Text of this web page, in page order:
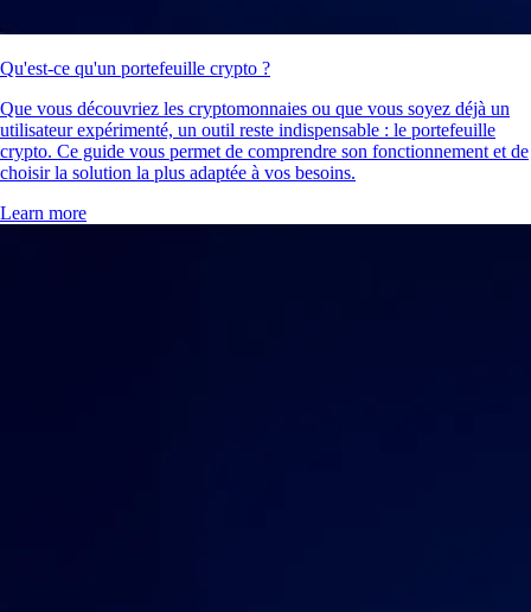
Qu'est-ce qu'un portefeuille crypto ?
Que vous découvriez les cryptomonnaies ou que vous soyez déjà un
utilisateur expérimenté, un outil reste indispensable : le portefeuille
crypto. Ce guide vous permet de comprendre son fonctionnement et de
choisir la solution la plus adaptée à vos besoins.
Learn more